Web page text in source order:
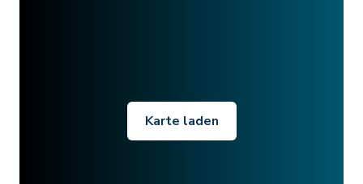
Karte laden